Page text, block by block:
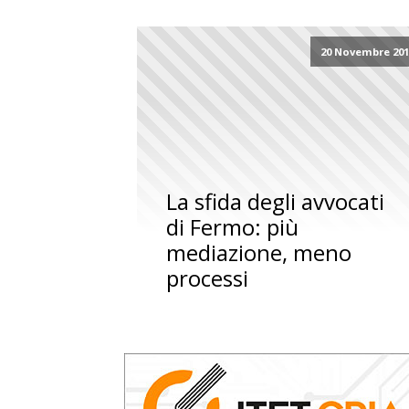
20 Novembre
La sfida degli avvocati
di Fermo: più
mediazione, meno
processi